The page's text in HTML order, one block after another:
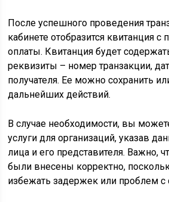
После успешного проведения
кабинете отобразится квитанция
оплаты. Квитанция будет
реквизиты – номер транзакции,
получателя. Ее можно сохранить
дальнейших действий.
В случае необходимости, вы
услуги для организаций, указав
лица и его представителя. Важно,
были внесены корректно,
избежать задержек или проблем